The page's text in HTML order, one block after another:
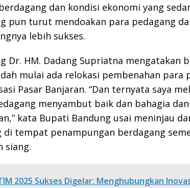
dan kondisi ekonomi yang
pun turut mendoakan para pedagang
lebih sukses.
Dr. HM. Dadang Supriatna mengatakan
mulai ada relokasi pembenahan para
Pasar Banjaran. “Dan ternyata saya
menyambut baik dan bahagia
kata Bupati Bandung usai meninjau
di tempat penampungan berdagang
siang.
2025 Sukses Digelar: Menghubungkan